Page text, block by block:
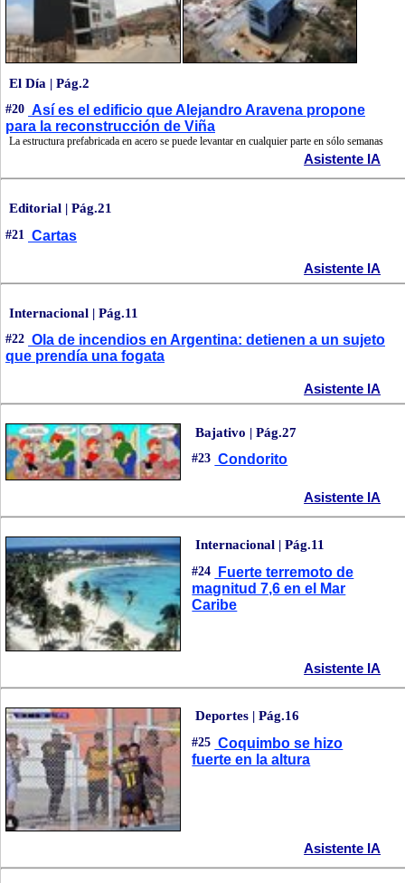
El Día | Pág.2
#20 Así es el edificio que Alejandro Aravena propone
para la reconstrucción de Viña
La estructura prefabricada en acero se puede levantar en cualquier parte en sólo semanas
Asistente IA
Editorial | Pág.21
#21 Cartas
Asistente IA
Internacional | Pág.11
#22 Ola de incendios en Argentina: detienen a un sujeto
que prendía una fogata
Asistente IA
Bajativo | Pág.27
#23 Condorito
Asistente IA
Internacional | Pág.11
#24
Fuerte terremoto de
magnitud 7,6 en el Mar
Caribe
Asistente IA
Deportes | Pág.16
#25 Coquimbo se hizo
fuerte en la altura
Asistente IA